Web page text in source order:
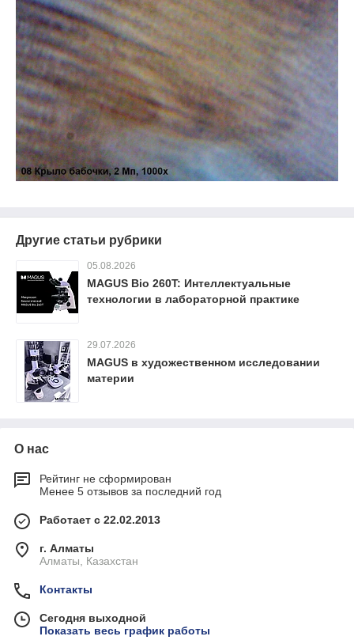
Другие статьи рубрики
05.08.2026
MAGUS Bio 260T: Интеллектуальные
технологии в лабораторной практике
29.07.2026
MAGUS в художественном исследовании
материи
О нас
Рейтинг не сформирован
Менее 5 отзывов за последний год
Работает с 22.02.2013
г. Алматы
Алматы, Казахстан
Контакты
Сегодня выходной
Показать весь график работы